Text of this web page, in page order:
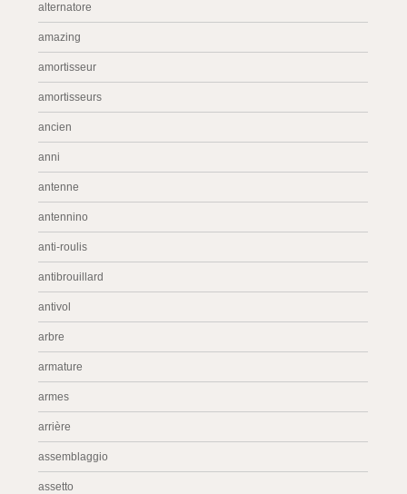
alternatore
amazing
amortisseur
amortisseurs
ancien
anni
antenne
antennino
anti-roulis
antibrouillard
antivol
arbre
armature
armes
arrière
assemblaggio
assetto